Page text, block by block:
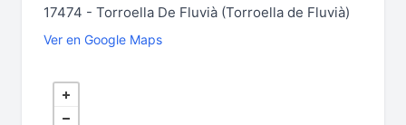
17474 - Torroella De Fluvià (Torroella de Fluvià)
Ver en Google Maps